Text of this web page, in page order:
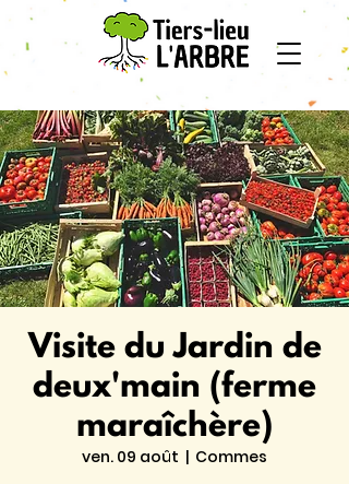
Visite du Jardin de
deux'main (ferme
maraîchère)
ven. 09 août
  |
Commes